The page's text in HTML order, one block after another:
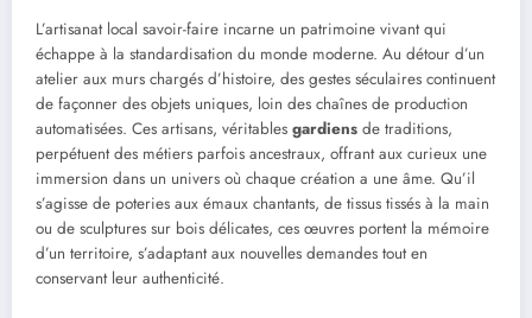
L’artisanat local savoir-faire incarne un patrimoine vivant qui
échappe à la standardisation du monde moderne. Au détour d’un
atelier aux murs chargés d’histoire, des gestes séculaires continuent
de façonner des objets uniques, loin des chaînes de production
automatisées. Ces artisans, véritables gardiens de traditions,
perpétuent des métiers parfois ancestraux, offrant aux curieux une
immersion dans un univers où chaque création a une âme. Qu’il
s’agisse de poteries aux émaux chantants, de tissus tissés à la main
ou de sculptures sur bois délicates, ces œuvres portent la mémoire
d’un territoire, s’adaptant aux nouvelles demandes tout en
conservant leur authenticité.